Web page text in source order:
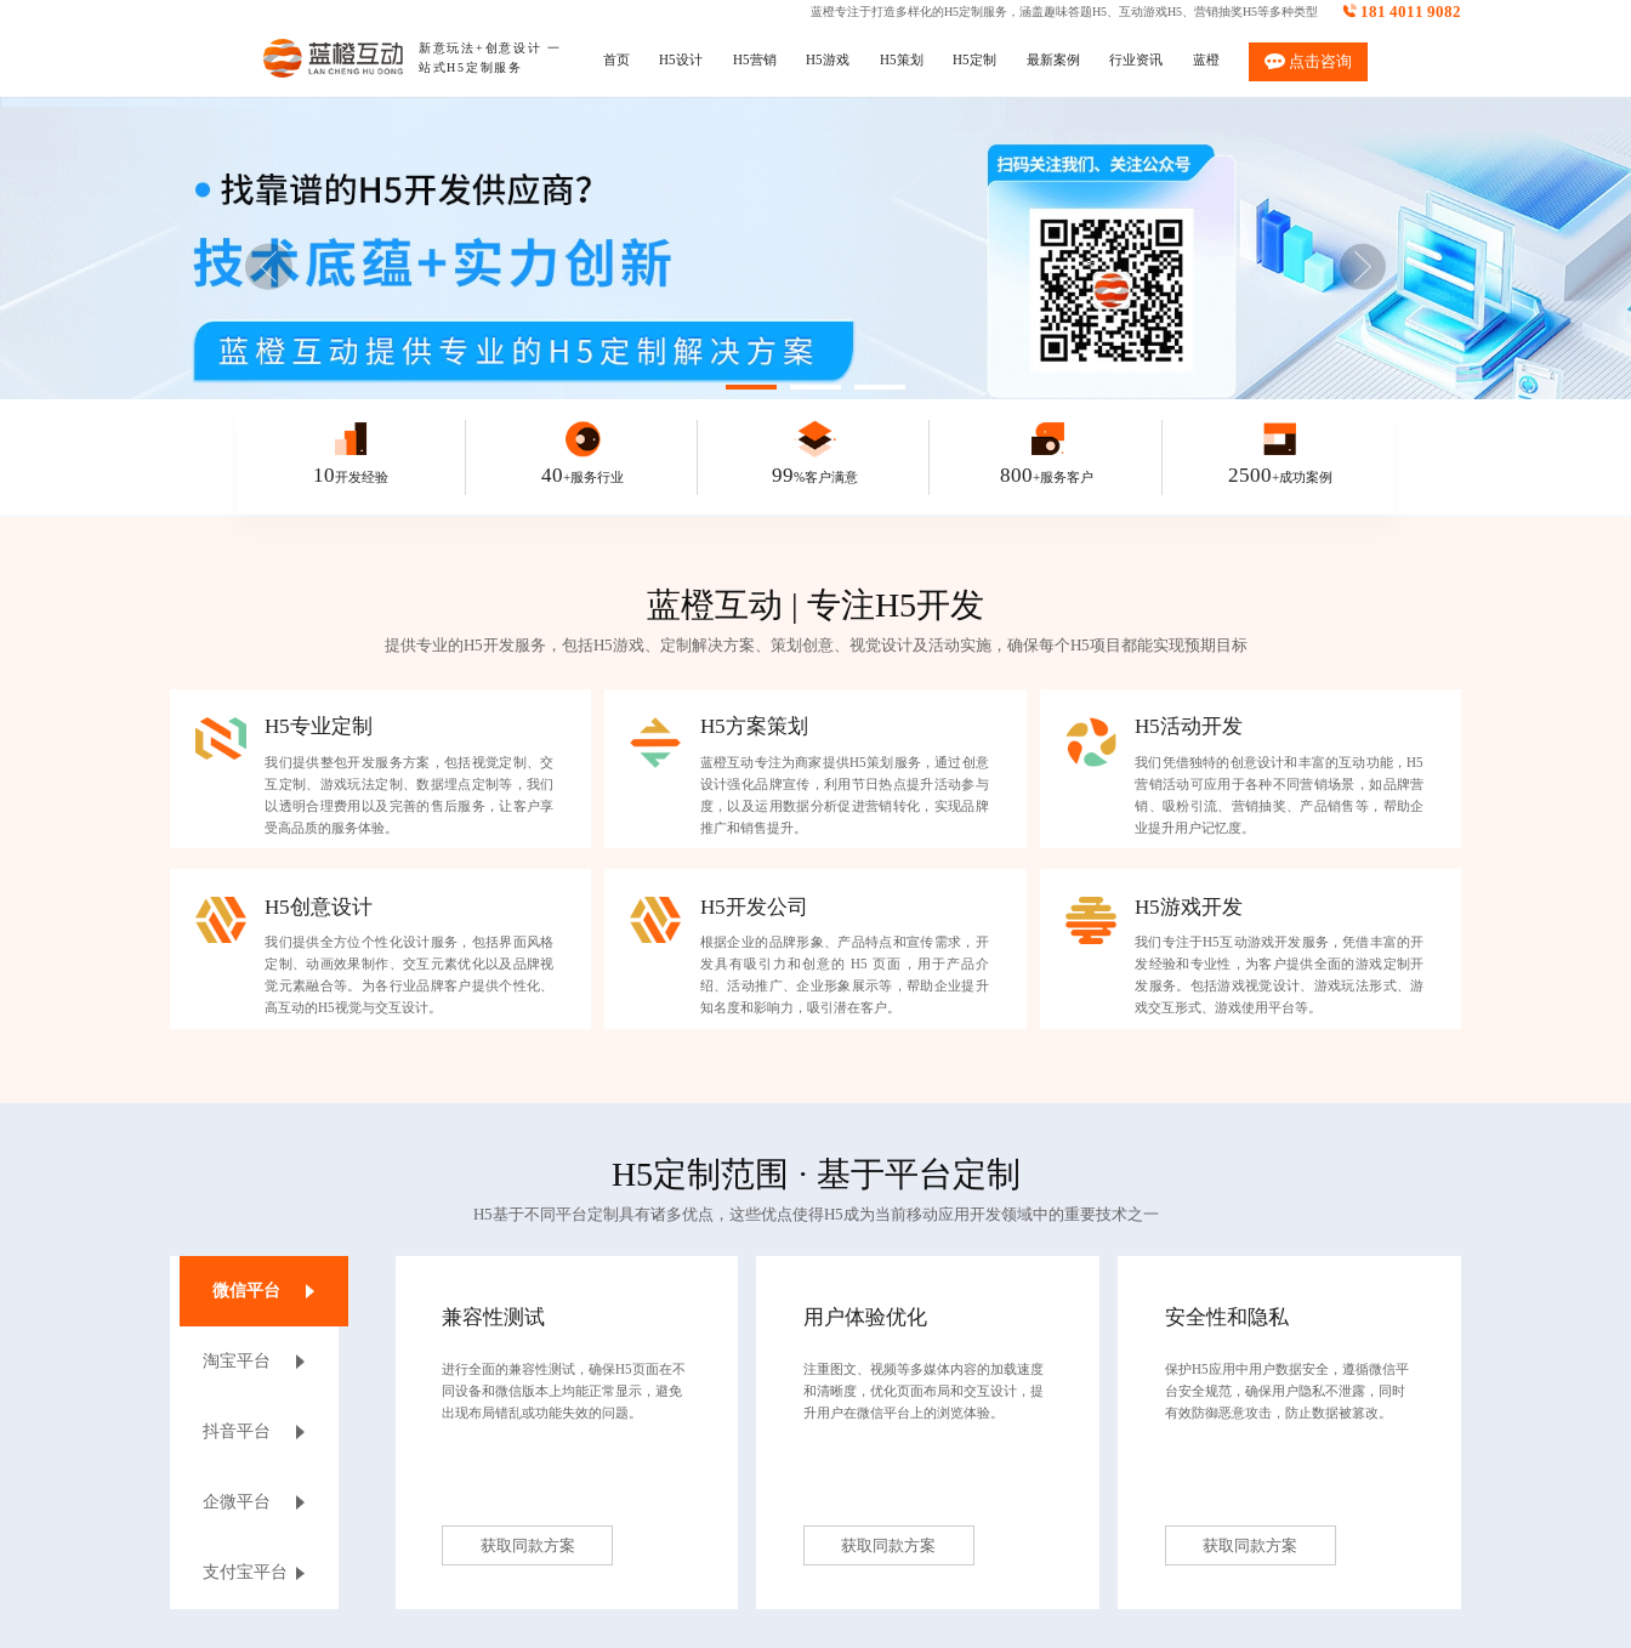
蓝橙专注于打造多样化的H5定制服务，涵盖趣味答题H5 互动游戏H5 营销抽奖H5等多种类型 181 4011 9082
新意玩法+创意设计一
站式H5定制服务
首页 H5设计 H5营销 H5游戏 H5策划 H5定制 最新案例 行业资讯 蓝橙 点击咨询
10开发经验 40+服务行业 99%客户满意 800+服务客户 2500+成功案例
蓝橙互动 | 专注H5开发
提供专业的H5开发服务，包括H5游戏、定制解决方案、策划创意、视觉设计及活动实施，确保每个H5项目都能实现预期目标
H5专业定制
我们提供整包开发服务方案，包括视觉定制、交
互定制、游戏玩法定制、数据埋点定制等，我们
以透明合理费用以及完善的售后服务，让客户享
受高品质的服务体验。
H5方案策划
蓝橙互动专注为商家提供H5策划服务，通过创意
设计强化品牌宣传，利用节日热点提升活动参与
度，以及运用数据分析促进营销转化，实现品牌
推广和销售提升。
H5活动开发
我们凭借独特的创意设计和丰富的互动功能，H5
营销活动可应用于各种不同营销场景，如品牌营
销、吸粉引流、营销抽奖、产品销售等，帮助企
业提升用户记忆度。
H5创意设计
我们提供全方位个性化设计服务，包括界面风格
定制、动画效果制作、交互元素优化以及品牌视
觉元素融合等。为各行业品牌客户提供个性化、
高互动的H5视觉与交互设计。
H5开发公司
根据企业的品牌形象、产品特点和宣传需求，开
发具有吸引力和创意的 H5 页面，用于产品介
绍、活动推广、企业形象展示等，帮助企业提升
知名度和影响力，吸引潜在客户。
H5游戏开发
我们专注于H5互动游戏开发服务，凭借丰富的开
发经验和专业性，为客户提供全面的游戏定制开
发服务。包括游戏视觉设计、游戏玩法形式、游
戏交互形式、游戏使用平台等。
H5定制 范围 · 基于平台定制
H5基于不同平台定制具有诸多优点，这些优点使得H5成为当前移动应用开发领域中的重要技术之一
微信平台
淘宝平台
抖音平台
企微平台
支付宝平台
兼容性测试
进行全面的兼容性测试，确保H5页面在不
同设备和微信版本上均能正常显示，避免
出现布局错乱或功能失效的问题。
获取同款方案
用户体验优化
注重图文、视频等多媒体内容的加载速度
和清晰度，优化页面布局和交互设计，提
升用户在微信平台上的浏览体验。
获取同款方案
安全性和隐私
保护H5应用中用户数据安全，遵循微信平
台安全规范，确保用户隐私不泄露，同时
有效防御恶意攻击，防止数据被篡改。
获取同款方案